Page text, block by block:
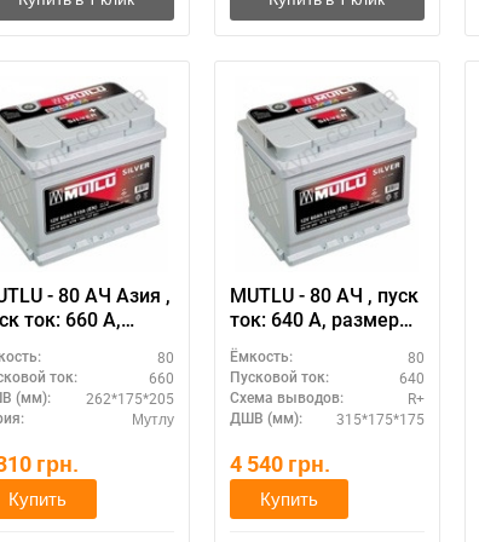
- 80 АЧ Азия ,
ток: 660 А,
Мутлу
262 Х 175 Х
205 мм.
80
ток: 660
(мм): 262*175*205
Мутлу
грн.
Купить
MUTLU - 80 АЧ , пуск
ток: 640 А, размер
аккумулятора Мутлу
(Турция): 315 Х 175 Х
175 мм.
Ёмкость: 80
Пусковой ток: 640
Схема выводов: R+
ДШВ (мм): 315*175*175
4 540 грн.
Купить
Написать в Viber Написать в Telegram